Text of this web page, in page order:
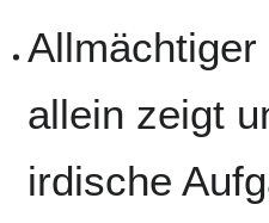
allein zeigt
irdische